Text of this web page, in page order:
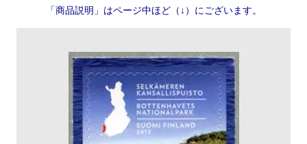
「商品説明」はページ中ほど（↓）にございます。